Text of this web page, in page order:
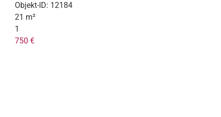
Objekt-ID: 12184
21 m²
1
750 €